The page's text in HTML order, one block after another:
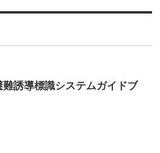
誘導標識システムガイドブ